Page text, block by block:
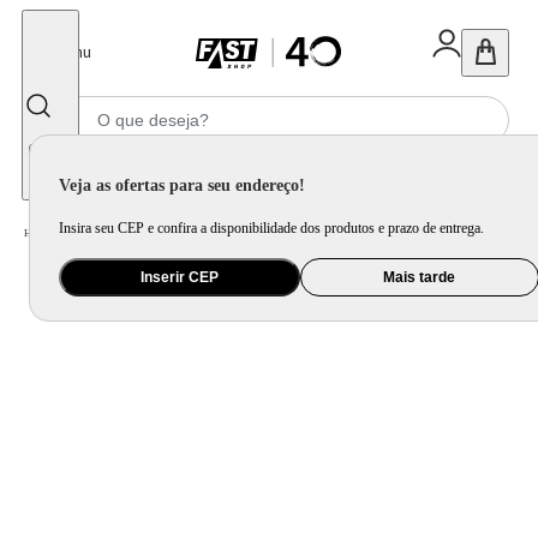
Menu
Veja as ofertas para seu endereço!
Insira seu CEP e confira a disponibilidade dos produtos e prazo de entrega.
Inserir CEP Mais tarde
Home Mercado / Alimentos / Massa e Molho